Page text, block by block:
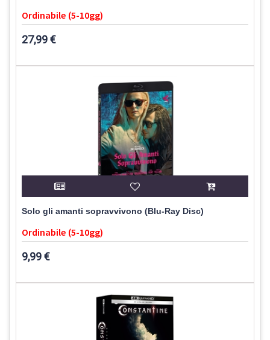
Ordinabile (5-10gg)
27,99 €
Solo gli amanti sopravvivono (Blu-Ray Disc)
Ordinabile (5-10gg)
9,99 €